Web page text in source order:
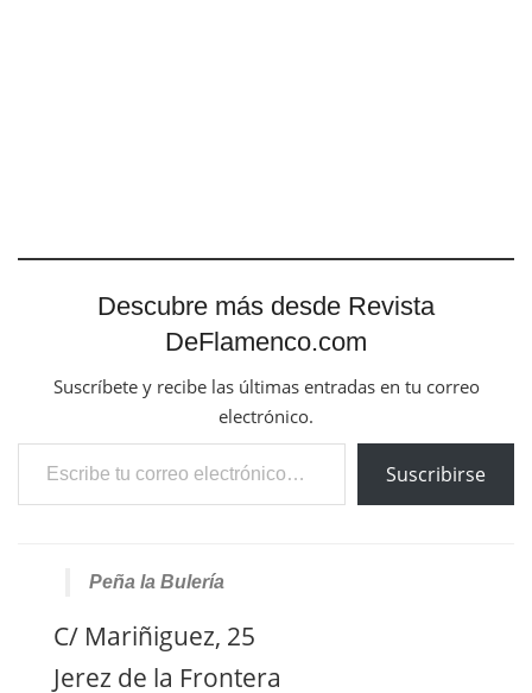
Descubre más desde Revista
DeFlamenco.com
Suscríbete y recibe las últimas entradas en tu correo
electrónico.
Escribe tu correo electrónico…
Suscribirse
Peña la Bulería
C/ Mariñiguez, 25
Jerez de la Frontera